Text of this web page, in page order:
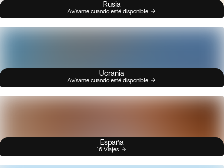
Rusia
Avísame cuando esté disponible
Ucrania
Avísame cuando esté disponible
España
16 Viajes